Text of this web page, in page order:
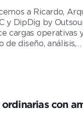
a Ricardo,
y DipDig by
cargas operativas
diseño, análisis,…
ordinarias con